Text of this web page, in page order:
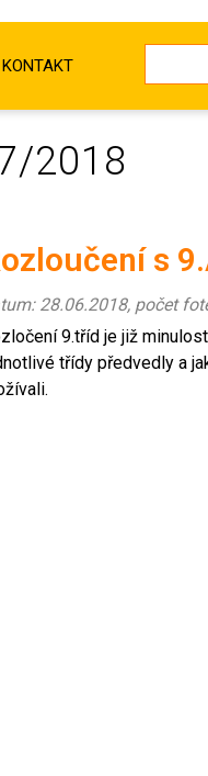
KONTAKT
2018
s
28.06.2018, počet
9.tříd je již
třídy předvedly a